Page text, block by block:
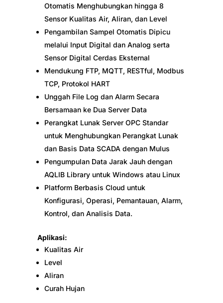
Otomatis Menghubungkan hingga 8
Sensor Kualitas Air, Aliran, dan Level
Pengambilan Sampel Otomatis Dipicu
melalui Input Digital dan Analog serta
Sensor Digital Cerdas Eksternal
Mendukung FTP, MQTT, RESTful, Modbus
TCP, Protokol HART
Unggah File Log dan Alarm Secara
Bersamaan ke Dua Server Data
Perangkat Lunak Server OPC Standar
untuk Menghubungkan Perangkat Lunak
dan Basis Data SCADA dengan Mulus
Pengumpulan Data Jarak Jauh dengan
AQLIB Library untuk Windows atau Linux
Platform Berbasis Cloud untuk
Konfigurasi, Operasi, Pemantauan, Alarm,
Kontrol, dan Analisis Data.
Aplikasi:
Kualitas Air
Level
Aliran
Curah Hujan